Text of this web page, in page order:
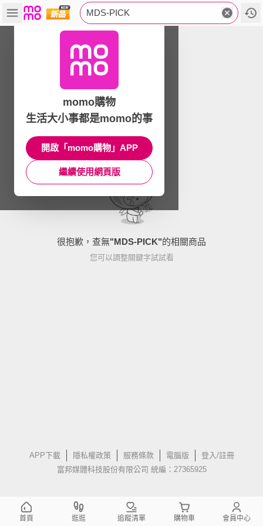
MDS-PICK
很抱歉，查無"MDS-PICK"的相關商品
您可以調整關鍵字試試看
APP下載 隱私權政策 服務條款 電腦版
登入/註冊
富邦媒體科技股份有限公司 統編：27365925
momo購物
生活大小事都是momo的事
開啟「momo購物」APP
繼續使用網頁版
首頁 逛逛 追蹤清單 購物車 會員中心